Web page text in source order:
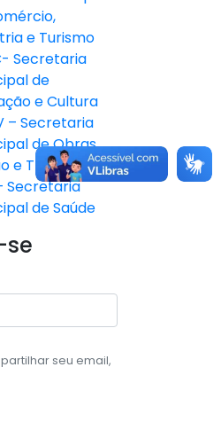
e Turismo
Secretaria
de
e Cultura
– Secretaria
de Obras,
e Trânsito
Secretaria
de Saúde
seu email,